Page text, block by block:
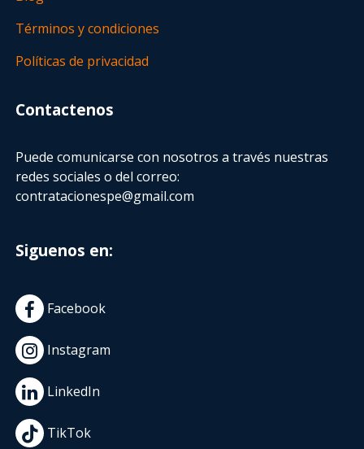
Términos y condiciones
Políticas de privacidad
Contactenos
Puede comunicarse con nosotros a través nuestras
redes sociales o del correo:
contratacionespe@gmail.com
Siguenos en:
Facebook
Instagram
LinkedIn
TikTok